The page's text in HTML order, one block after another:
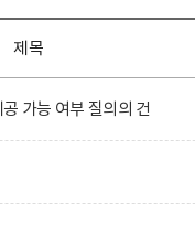
제목
가능 여부 질의의 건